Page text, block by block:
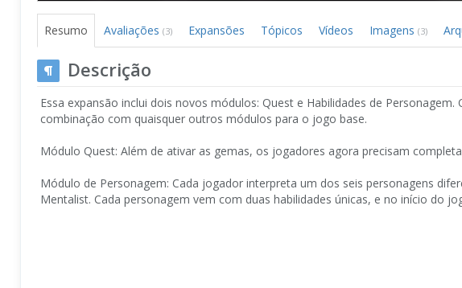
Resumo Avaliações (3) Expansões Tópicos Vídeos Imagens (3)
Descrição
Essa expansão inclui dois novos módulos: Quest e Habilidades de
combinação com quaisquer outros módulos para o jogo base.
Módulo Quest: Além de ativar as gemas, os jogadores agora precisam
Módulo de Personagem: Cada jogador interpreta um dos seis personagens
Mentalist. Cada personagem vem com duas habilidades únicas, e no início do